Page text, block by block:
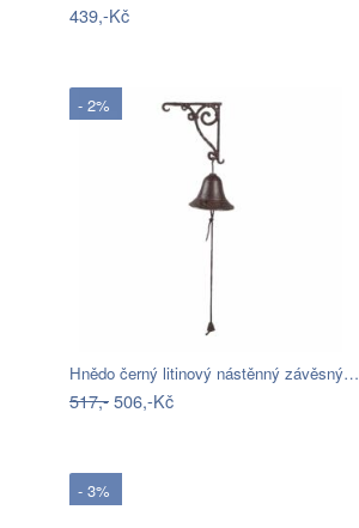
439,-Kč
- 2%
Hnědo černý litinový nástěnný závěsný…
517,-506,-Kč
- 3%